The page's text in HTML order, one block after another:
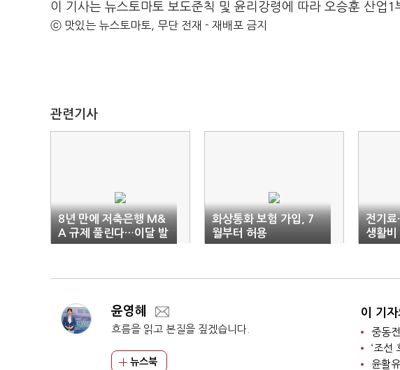
이 기사는 뉴스토마토 보도준칙 및 윤리강령에 따라 오승훈 산업1
ⓒ 맛있는 뉴스토마토, 무단 전재 - 재배포 금지
관련기사
8년 만에 저축은행 M&
A 규제 풀린다…이달 발
표
화상통화 보험 가입, 7
월부터 허용
전기료
생활비
윤영혜
흐름을 읽고 본질을 짚겠습니다.
뉴스북
이 기
중동
‘조선
윤활